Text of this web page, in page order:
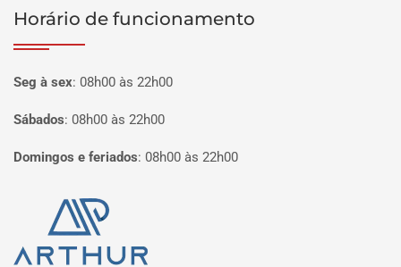
Horário de funcionamento
Seg à sex: 08h00 às 22h00
Sábados: 08h00 às 22h00
Domingos e feriados: 08h00 às 22h00
Página inicial